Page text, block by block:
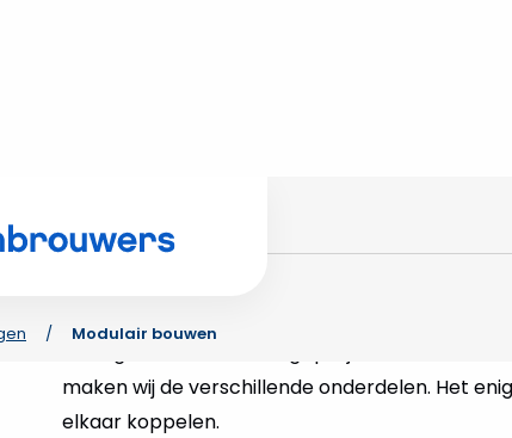
Snel en efficiënt woningen bouwen zorgt voor
Hoppenbrouwers doen we dat door modulair
maken wij de verschillende onderdelen. Het
elkaar koppelen.